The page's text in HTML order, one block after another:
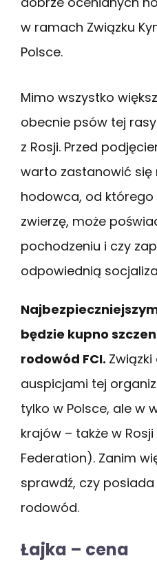
w ramach Związku
Polsce.
Mimo wszystko
obecnie psów tej
z Rosji. Przed
warto zastanowić się
hodowca, od
zwierzę, może
pochodzeniu i czy
odpowiednią
będzie kupno
rodowód FCI.
auspicjami tej
tylko w Polsce, ale w
krajów – także w
Federation). Zanim
sprawdź, czy
rodowód.
Łajka – cena